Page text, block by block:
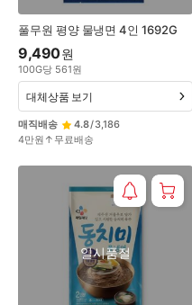
풀무원 평양 물냉면 4인 1692G
9,490원
100G당 561원
매직배송 4.8/3,186
4만원↑무료배송
대체상품 보기
일시품절